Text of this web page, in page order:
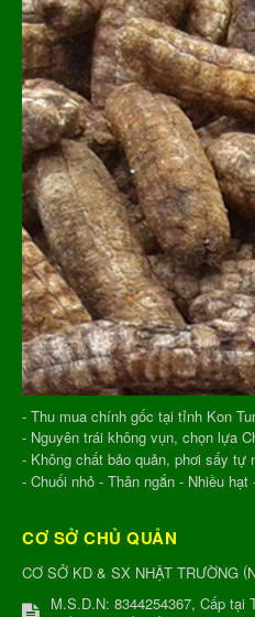
- Thu mua chính gốc tại tỉnh Kon
- Nguyên trái không vụn, chọn lựa
- Không chất bảo quản, phơi sấy tự
- Chuối nhỏ - Thân ngắn - Nhiều
CƠ SỞ CHỦ QUẢN
CƠ SỞ KD & SX NHẬT TRƯỜNG (
M.S.D.N: 8344254367, Cấp tại